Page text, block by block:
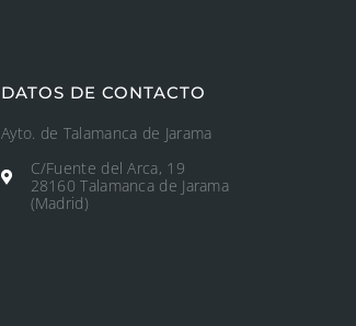
DATOS DE CONTACTO
Ayto. de Talamanca de Jarama
C/Fuente del Arca, 19
28160 Talamanca de Jarama
(Madrid)